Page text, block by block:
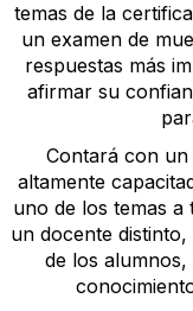
temas de la
un examen de
respuestas más
afirmar su
Contará con un
altamente
uno de los temas a
un docente
de los